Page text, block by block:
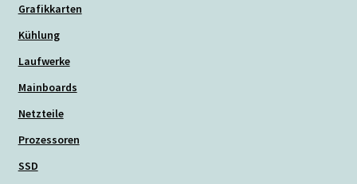
Grafikkarten
Kühlung
Laufwerke
Mainboards
Netzteile
Prozessoren
SSD